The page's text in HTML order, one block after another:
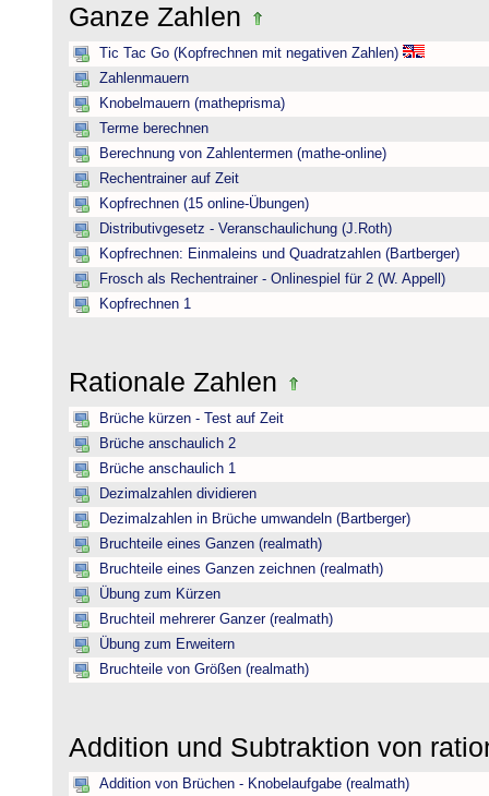
Ganze Zahlen
Tic Tac Go (Kopfrechnen mit negativen Zahlen)
Zahlenmauern
Knobelmauern (matheprisma)
Terme berechnen
Berechnung von Zahlentermen (mathe-online)
Rechentrainer auf Zeit
Kopfrechnen (15 online-Übungen)
Distributivgesetz - Veranschaulichung (J.Roth)
Kopfrechnen: Einmaleins und Quadratzahlen (Bartberger)
Frosch als Rechentrainer - Onlinespiel für 2 (W. Appell)
Kopfrechnen 1
Rationale Zahlen
Brüche kürzen - Test auf Zeit
Brüche anschaulich 2
Brüche anschaulich 1
Dezimalzahlen dividieren
Dezimalzahlen in Brüche umwandeln (Bartberger)
Bruchteile eines Ganzen (realmath)
Bruchteile eines Ganzen zeichnen (realmath)
Übung zum Kürzen
Bruchteil mehrerer Ganzer (realmath)
Übung zum Erweitern
Bruchteile von Größen (realmath)
Addition und Subtraktion von
Addition von Brüchen - Knobelaufgabe (realmath)